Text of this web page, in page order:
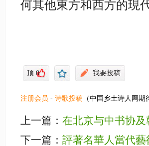
何其他東方和西方的現
顶0 我要投稿
注册会员 - 诗歌投稿 （中国乡土诗人网期
上一篇： 在北京与中书协
下一篇： 評著名華人當代